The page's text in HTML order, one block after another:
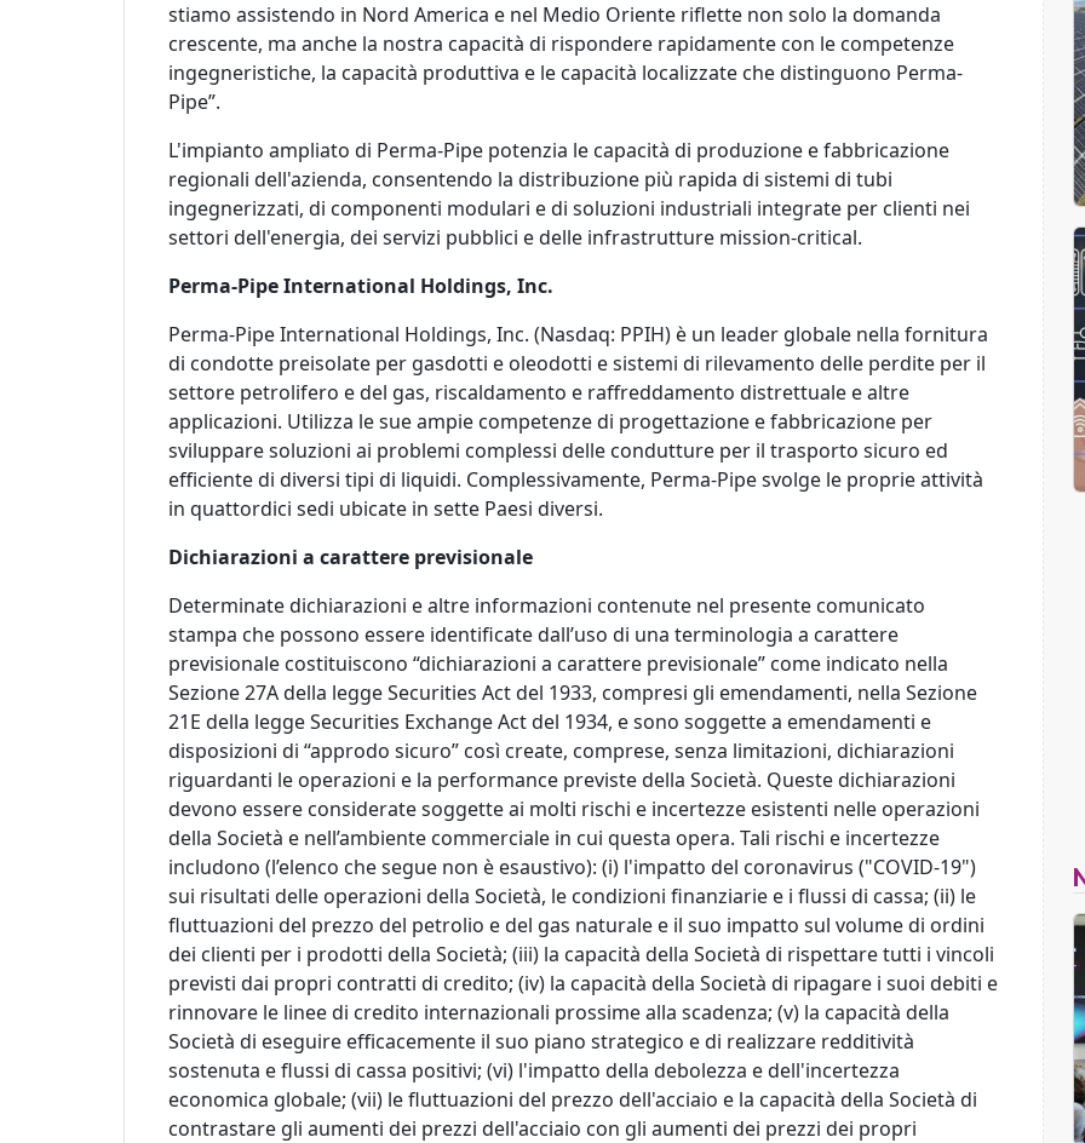
stiamo assistendo in Nord America e nel Medio Oriente riflette non solo la domanda
crescente, ma anche la nostra capacità di rispondere rapidamente con le competenze
ingegneristiche, la capacità produttiva e le capacità localizzate che distinguono Perma-
Pipe”.
L'impianto ampliato di Perma-Pipe potenzia le capacità di produzione e fabbricazione
regionali dell'azienda, consentendo la distribuzione più rapida di sistemi di tubi
ingegnerizzati, di componenti modulari e di soluzioni industriali integrate per clienti nei
settori dell'energia, dei servizi pubblici e delle infrastrutture mission-critical.
Perma-Pipe International Holdings, Inc.
Perma-Pipe International Holdings, Inc. (Nasdaq: PPIH) è un leader globale nella fornitura
di condotte preisolate per gasdotti e oleodotti e sistemi di rilevamento delle perdite per il
settore petrolifero e del gas, riscaldamento e raffreddamento distrettuale e altre
applicazioni. Utilizza le sue ampie competenze di progettazione e fabbricazione per
sviluppare soluzioni ai problemi complessi delle condutture per il trasporto sicuro ed
efficiente di diversi tipi di liquidi. Complessivamente, Perma-Pipe svolge le proprie attività
in quattordici sedi ubicate in sette Paesi diversi.
Dichiarazioni a carattere previsionale
Determinate dichiarazioni e altre informazioni contenute nel presente comunicato
stampa che possono essere identificate dall’uso di una terminologia a carattere
previsionale costituiscono “dichiarazioni a carattere previsionale” come indicato nella
Sezione 27A della legge Securities Act del 1933, compresi gli emendamenti, nella Sezione
21E della legge Securities Exchange Act del 1934, e sono soggette a emendamenti e
disposizioni di “approdo sicuro” così create, comprese, senza limitazioni, dichiarazioni
riguardanti le operazioni e la performance previste della Società. Queste dichiarazioni
devono essere considerate soggette ai molti rischi e incertezze esistenti nelle operazioni
della Società e nell’ambiente commerciale in cui questa opera. Tali rischi e incertezze
includono (l’elenco che segue non è esaustivo): (i) l'impatto del coronavirus ("COVID-19")
sui risultati delle operazioni della Società, le condizioni finanziarie e i flussi di cassa; (ii) le
fluttuazioni del prezzo del petrolio e del gas naturale e il suo impatto sul volume di ordini
dei clienti per i prodotti della Società; (iii) la capacità della Società di rispettare tutti i vincoli
previsti dai propri contratti di credito; (iv) la capacità della Società di ripagare i suoi debiti e
rinnovare le linee di credito internazionali prossime alla scadenza; (v) la capacità della
Società di eseguire efficacemente il suo piano strategico e di realizzare redditività
sostenuta e flussi di cassa positivi; (vi) l'impatto della debolezza e dell'incertezza
economica globale; (vii) le fluttuazioni del prezzo dell'acciaio e la capacità della Società di
contrastare gli aumenti dei prezzi dell'acciaio con gli aumenti dei prezzi dei propri